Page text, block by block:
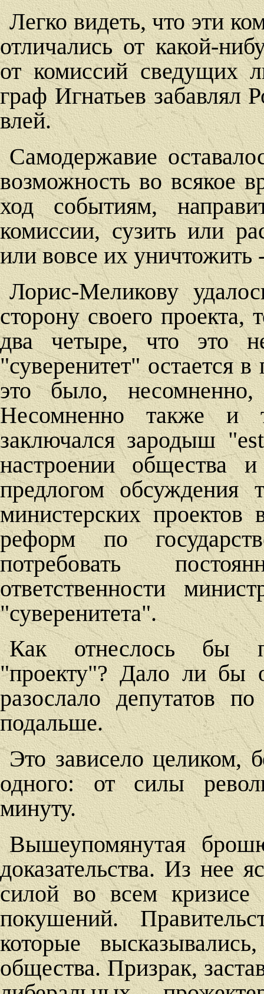
Легко видеть, что эти
отличались от какой-
от комиссий сведущих
граф Игнатьев
влей.
Самодержавие
возможность во всякое
ход событиям,
комиссии, сузить или
или вовсе их уничтожить
Лорис-Меликову
сторону своего проекта,
два четыре, что это
"суверенитет" остается
это было,
Несомненно также и
заключался зародыш
настроении общества
предлогом
министерских
реформ по
потребовать
ответственности
"суверенитета".
Как отнеслось бы
"проекту"? Дало ли бы
разослало депутатов
подальше.
Это зависело целиком,
одного: от силы
минуту.
Вышеупомянутая
доказательства. Из нее
силой во всем
покушений.
которые
общества. Призрак,